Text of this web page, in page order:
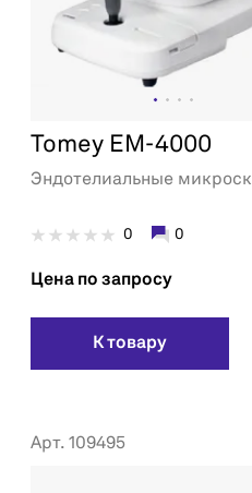
Tomey EM-4000
Эндотелиальные
0 0
Цена по запросу
К товару
Арт. 109495